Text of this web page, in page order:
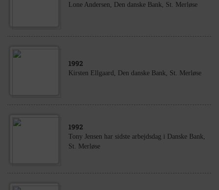
Lone Andersen, Den danske Bank, St. Merløse
1992
Kirsten Ellgaard, Den danske Bank, St. Merløse
1992
Tony Jensen har sidste arbejdsdag i Danske Bank,
St. Merløse